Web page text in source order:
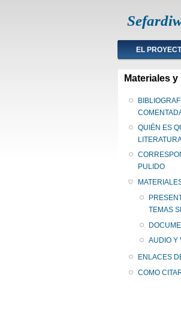
Main menu
EL
Materiales
QUIÉN ES
PULIDO
TEMAS
AUDIO Y
ENLACES
COMO